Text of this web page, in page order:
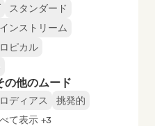
スタンダード
ンストリーム
ロピカル
の他のムード
ディアス
挑発的
て表示 +3